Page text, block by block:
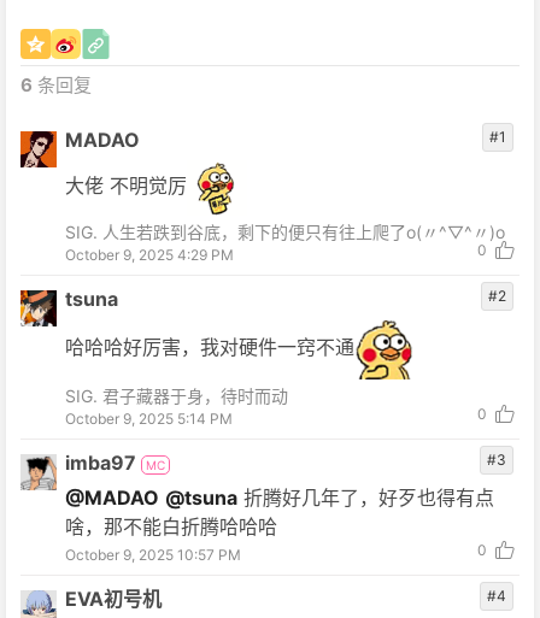
6 条回复
MADAO
大佬 不明觉厉
SIG. 人生若跌到谷底，剩下的便只有往上爬了o(〃^▽^〃)o
October 9, 2025 4:29 PM
#1
0
tsuna
哈哈哈好厉害，我对硬件一窍不通
SIG. 君子藏器于身，待时而动
October 9, 2025 5:14 PM
#2
0
imba97 MC
@MADAO @tsuna 折腾好几年了，好歹也得有点
啥，那不能白折腾哈哈哈
October 9, 2025 10:57 PM
#3
0
EVA初号机 #4